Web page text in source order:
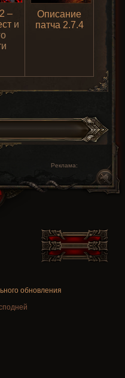
–
и
Описание
патча 2.7.4
Реклама:
обновления